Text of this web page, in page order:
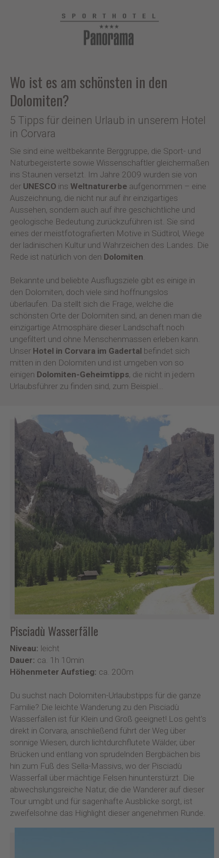
Wo ist es am schönsten in den
Dolomiten?
5 Tipps für deinen Urlaub in unserem Hotel
in Corvara
Sie sind eine weltbekannte Berggruppe, die Sport- und
Naturbegeisterte sowie Wissenschaftler gleichermaßen
ins Staunen versetzt. Im Jahre 2009 wurden sie von
der UNESCO ins Weltnaturerbe aufgenommen – eine
Auszeichnung, die nicht nur auf ihr einzigartiges
Aussehen, sondern auch auf ihre geschichtliche und
geologische Bedeutung zurückzuführen ist. Sie sind
eines der meistfotografierten Motive in Südtirol, Wiege
der ladinischen Kultur und Wahrzeichen des Landes. Die
Rede ist natürlich von den Dolomiten.
Bekannte und beliebte Ausflugsziele gibt es einige in
den Dolomiten, doch viele sind hoffnungslos
überlaufen. Da stellt sich die Frage, welche die
schönsten Orte der Dolomiten sind, an denen man die
einzigartige Atmosphäre dieser Landschaft noch
ungefiltert und ohne Menschenmassen erleben kann.
Unser Hotel in Corvara im Gadertal befindet sich
mitten in den Dolomiten und ist umgeben von so
einigen Dolomiten-Geheimtipps, die nicht in jedem
Urlaubsführer zu finden sind, zum Beispiel…
Pisciadù Wasserfälle
Niveau: leicht
Dauer: ca. 1h 10min
Höhenmeter Aufstieg: ca. 200m
Du suchst nach Dolomiten-Urlaubstipps für die ganze
Familie? Die leichte Wanderung zu den Pisciadù
Wasserfällen ist für Klein und Groß geeignet! Los geht’s
direkt in Corvara, anschließend führt der Weg über
sonnige Wiesen, durch lichtdurchflutete Wälder, über
Brücken und entlang von sprudelnden Bergbächen bis
hin zum Fuß des Sella-Massivs, wo der Pisciadù
Wasserfall über mächtige Felsen hinunterstürzt. Die
abwechslungsreiche Natur, die die Wanderer auf dieser
Tour umgibt und für sagenhafte Ausblicke sorgt, ist
zweifelsohne das Highlight dieser angenehmen Runde.